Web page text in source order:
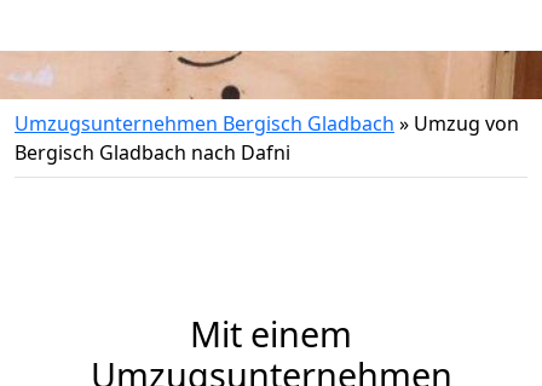
Umzugsunternehmen Bergisch Gladbach » Umzug von
Bergisch Gladbach nach Dafni
Mit einem
Umzugsunternehmen